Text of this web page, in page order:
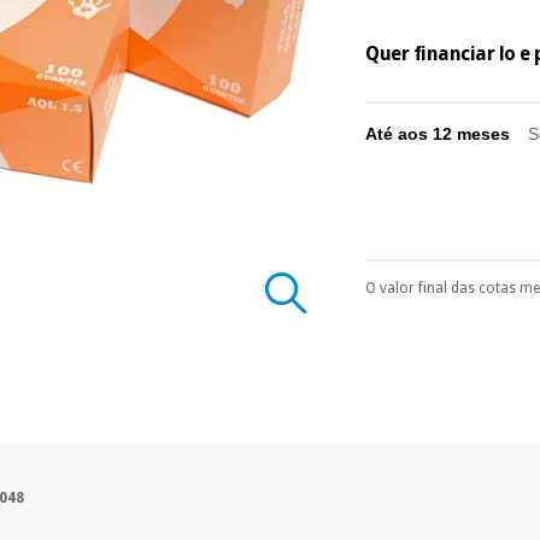
Quer financiar lo e
Até aos 12 meses
Pode escolhê-lo no
O valor final das cotas